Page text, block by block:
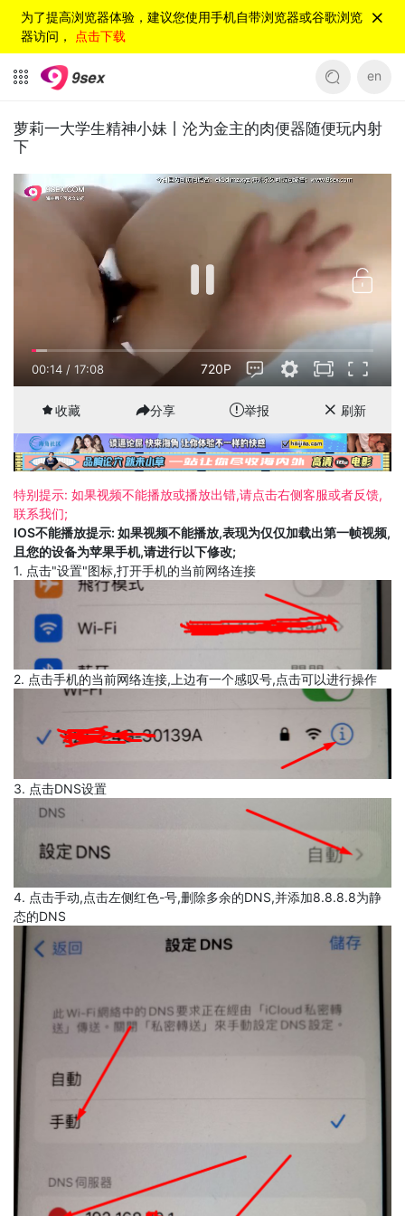
为了提高浏览器体验，建议您使用手机自带浏览器或谷歌浏览
器访问， 点击下载
en
萝莉一大学生精神小妹丨沦为金主的肉便器随便玩内射
下
00:15 / 17:08 720P
收藏 分享 举报 刷新
特别提示: 如果视频不能播放或播放出错,请点击右侧客服或者反馈,
联系我们;
IOS不能播放提示: 如果视频不能播放,表现为仅仅加载出第一帧视频,
且您的设备为苹果手机,请进行以下修改;
1. 点击"设置"图标,打开手机的当前网络连接
2. 点击手机的当前网络连接,上边有一个感叹号,点击可以进行操作
3. 点击DNS设置
4. 点击手动,点击左侧红色-号,删除多余的DNS,并添加8.8.8.8为静
态的DNS